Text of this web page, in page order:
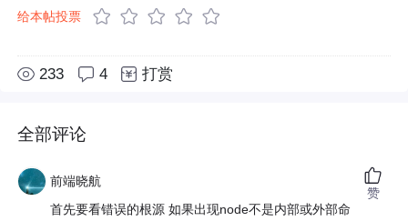
给本帖投票
233 4 打赏
全部评论
前端晓航
首先要看错误的根源 如果出现node不是内部或外部命
赞